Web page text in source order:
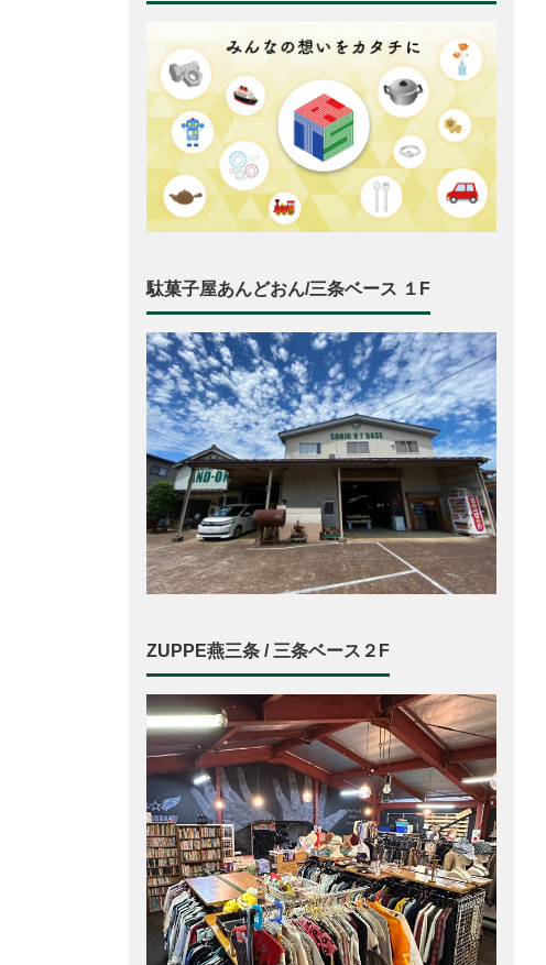
駄菓子屋あんどおん/三条ベース １F
ZUPPE燕三条 / 三条ベース２F